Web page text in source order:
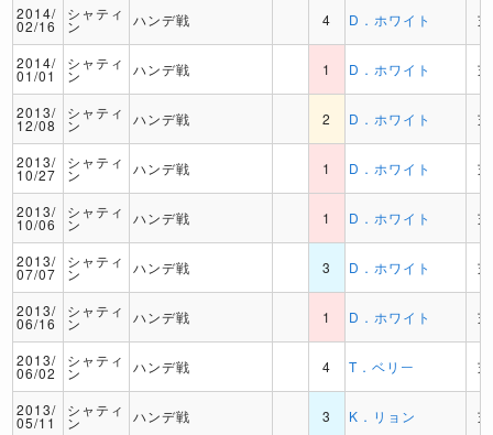
2014/
02/16
シャティ
ン ハンデ戦 4 D．ホワイト 芝
2014/
01/01
シャティ
ン ハンデ戦 1 D．ホワイト 芝
2013/
12/08
シャティ
ン ハンデ戦 2 D．ホワイト 芝
2013/
10/27
シャティ
ン ハンデ戦 1 D．ホワイト 芝
2013/
10/06
シャティ
ン ハンデ戦 1 D．ホワイト 芝
2013/
07/07
シャティ
ン ハンデ戦 3 D．ホワイト 芝
2013/
06/16
シャティ
ン ハンデ戦 1 D．ホワイト 芝
2013/
06/02
シャティ
ン ハンデ戦 4 T．ベリー 芝
2013/
05/11
シャティ
ン ハンデ戦 3 K．リョン 芝